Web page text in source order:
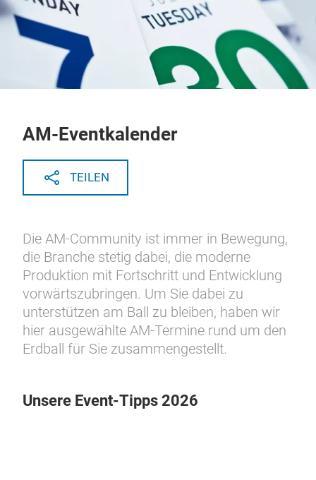
AM-Eventkalender
TEILEN
Die AM-Community ist immer in Bewegung,
die Branche stetig dabei, die moderne
Produktion mit Fortschritt und Entwicklung
vorwärtszubringen. Um Sie dabei zu
unterstützen am Ball zu bleiben, haben wir
hier ausgewählte AM-Termine rund um den
Erdball für Sie zusammengestellt.
Unsere Event-Tipps 2026